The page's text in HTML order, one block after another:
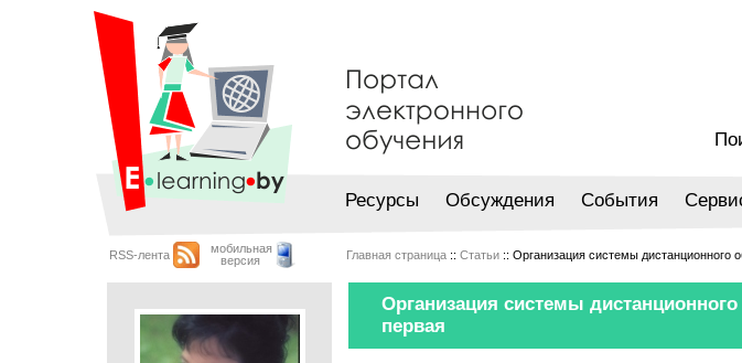
Ресурсы Обсуждения События
RSS-лента
мобильная
версия
Главная страница :: Статьи :: Организация системы дистанционного
Организация системы
первая